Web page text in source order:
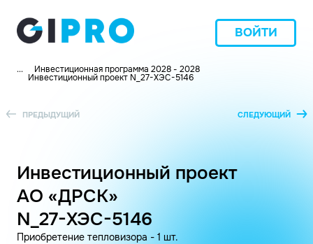
ВОЙТИ
... Инвестиционная программа 2028 - 2028
Инвестиционный проект N_27-ХЭС-5146
ПРЕДЫДУЩИЙ СЛЕДУЮЩИЙ
Инвестиционный проект
АО «ДРСК»
N_27-ХЭС-5146
Приобретение тепловизора - 1 шт.